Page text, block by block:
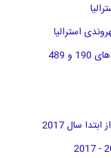
استرالیا
489
سال 2017